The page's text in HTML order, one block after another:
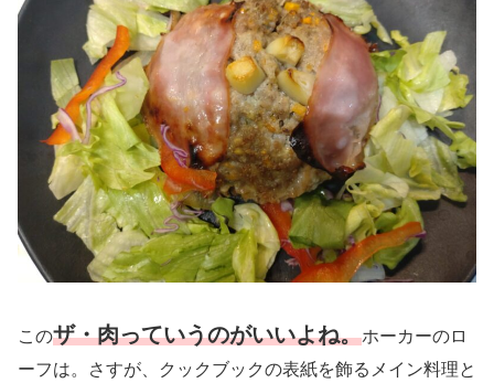
このザ・肉っていうのがいいよね。ホーカーのロ
ーフは。さすが、クックブックの表紙を飾るメイン料理と